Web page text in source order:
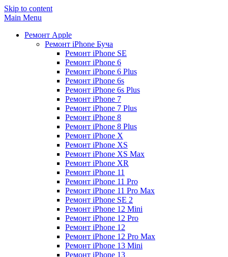
Skip to content
Main Menu
Ремонт Apple
Ремонт iPhone Буча
Ремонт iPhone SE
Ремонт iPhone 6
Ремонт iPhone 6 Plus
Ремонт iPhone 6s
Ремонт iPhone 6s Plus
Ремонт iPhone 7
Ремонт iPhone 7 Plus
Ремонт iPhone 8
Ремонт iPhone 8 Plus
Ремонт iPhone X
Ремонт iPhone XS
Ремонт iPhone XS Max
Ремонт iPhone XR
Ремонт iPhone 11
Ремонт iPhone 11 Pro
Ремонт iPhone 11 Pro Max
Ремонт iPhone SE 2
Ремонт iPhone 12 Mini
Ремонт iPhone 12 Pro
Ремонт iPhone 12
Ремонт iPhone 12 Pro Max
Ремонт iPhone 13 Mini
Ремонт iPhone 13